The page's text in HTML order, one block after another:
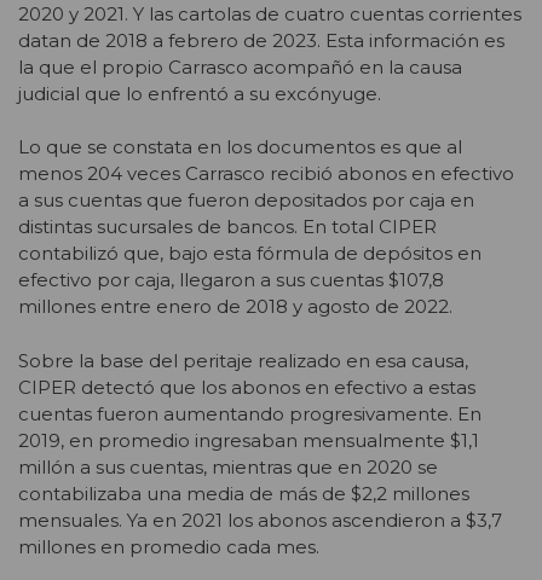
2020 y 2021. Y las cartolas de cuatro cuentas corrientes
datan de 2018 a febrero de 2023. Esta información es
la que el propio Carrasco acompañó en la causa
judicial que lo enfrentó a su excónyuge.
Lo que se constata en los documentos es que al
menos 204 veces Carrasco recibió abonos en efectivo
a sus cuentas que fueron depositados por caja en
distintas sucursales de bancos. En total CIPER
contabilizó que, bajo esta fórmula de depósitos en
efectivo por caja, llegaron a sus cuentas $107,8
millones entre enero de 2018 y agosto de 2022.
Sobre la base del peritaje realizado en esa causa,
CIPER detectó que los abonos en efectivo a estas
cuentas fueron aumentando progresivamente. En
2019, en promedio ingresaban mensualmente $1,1
millón a sus cuentas, mientras que en 2020 se
contabilizaba una media de más de $2,2 millones
mensuales. Ya en 2021 los abonos ascendieron a $3,7
millones en promedio cada mes.